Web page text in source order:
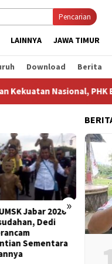
Pencarian
LAINNYA JAWA TIMUR
Download Berita
Nasional, PHK
»
2026
Banding Putusan
UMSK Jabar Tuai
KSPI: Yang
Pengusaha, Tapi
Gubernur